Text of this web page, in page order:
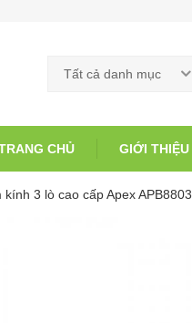
Tất cả danh mục
CHỦ GIỚI THIỆU
kính 3 lò cao cấp Apex APB8803